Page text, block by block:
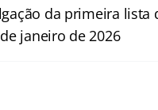
da primeira lista
janeiro de 2026